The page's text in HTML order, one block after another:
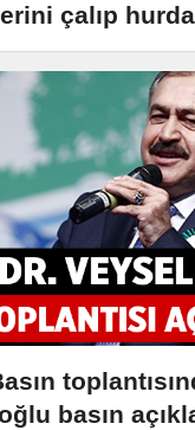
çalıp
basın